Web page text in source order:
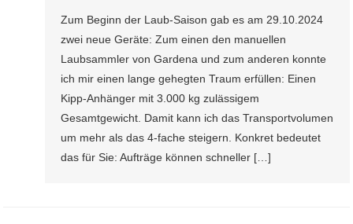
Beim
Arbeiten
Zum Beginn der Laub-Saison gab es am 29.10.2024
zwei neue Geräte: Zum einen den manuellen
Laubsammler von Gardena und zum anderen konnte
ich mir einen lange gehegten Traum erfüllen: Einen
Kipp-Anhänger mit 3.000 kg zulässigem
Gesamtgewicht. Damit kann ich das Transportvolumen
um mehr als das 4-fache steigern. Konkret bedeutet
das für Sie: Aufträge können schneller […]